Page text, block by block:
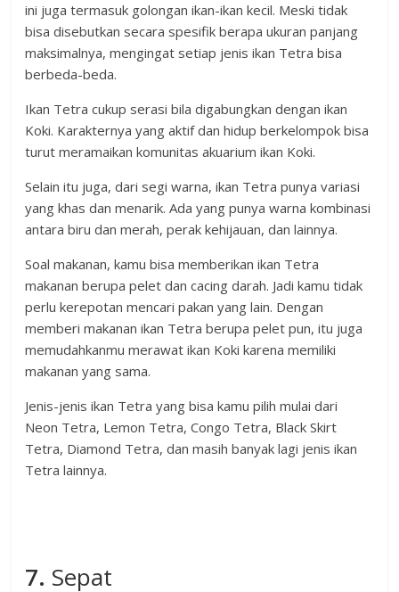
ini juga termasuk golongan ikan-ikan kecil. Meski tidak
bisa disebutkan secara spesifik berapa ukuran panjang
maksimalnya, mengingat setiap jenis ikan Tetra bisa
berbeda-beda.
Ikan Tetra cukup serasi bila digabungkan dengan ikan
Koki. Karakternya yang aktif dan hidup berkelompok bisa
turut meramaikan komunitas akuarium ikan Koki.
Selain itu juga, dari segi warna, ikan Tetra punya variasi
yang khas dan menarik. Ada yang punya warna kombinasi
antara biru dan merah, perak kehijauan, dan lainnya.
Soal makanan, kamu bisa memberikan ikan Tetra
makanan berupa pelet dan cacing darah. Jadi kamu tidak
perlu kerepotan mencari pakan yang lain. Dengan
memberi makanan ikan Tetra berupa pelet pun, itu juga
memudahkanmu merawat ikan Koki karena memiliki
makanan yang sama.
Jenis-jenis ikan Tetra yang bisa kamu pilih mulai dari
Neon Tetra, Lemon Tetra, Congo Tetra, Black Skirt
Tetra, Diamond Tetra, dan masih banyak lagi jenis ikan
Tetra lainnya.
7. Sepat